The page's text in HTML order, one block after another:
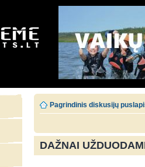
Pagrindinis diskusijų
DAŽNAI